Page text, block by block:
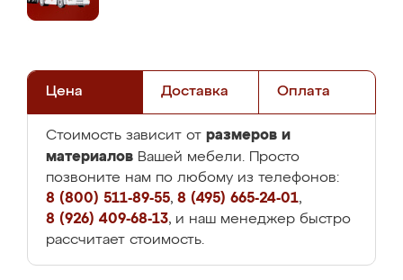
Цена Доставка Оплата
Стоимость зависит от размеров и
материалов Вашей мебели. Просто
позвоните нам по любому из телефонов:
8 (800) 511-89-55, 8 (495) 665-24-01,
8 (926) 409-68-13, и наш менеджер быстро
рассчитает стоимость.